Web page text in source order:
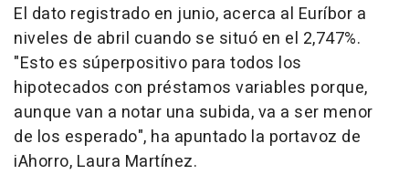
El dato registrado en junio, acerca al Euríbor a
niveles de abril cuando se situó en el 2,747%.
"Esto es súperpositivo para todos los
hipotecados con préstamos variables porque,
aunque van a notar una subida, va a ser menor
de los esperado", ha apuntado la portavoz de
iAhorro, Laura Martínez.